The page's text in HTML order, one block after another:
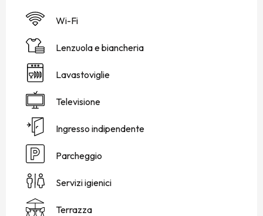
Wi-Fi
Lenzuola e biancheria
Lavastoviglie
Televisione
Ingresso indipendente
Parcheggio
Servizi igienici
Terrazza